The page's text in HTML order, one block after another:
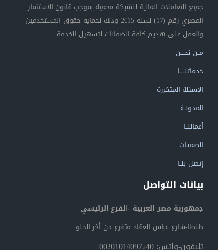
جميع التعاملات المالية للشبكة محمية بموجب قانون الاستثمار
المصري رقم (17) لسنة 2015 وذلك لحماية حقوق المستخدمين
والعمل على تقديم كافة الضمانات لتسهيل الخدمة.
مــن نحــــن
خدماتنــــــا
الأسئلة المتكررة
المدونــة
أعمالنــا
الضمنـات
إتصل بنــا
بيانات التواصل
جمهورية مصر العربية -الفرع الرئيسي
طنطا-شارع عباس العقاد متفرع من أخر الحلو
تليفون-واتس: 00201014097240